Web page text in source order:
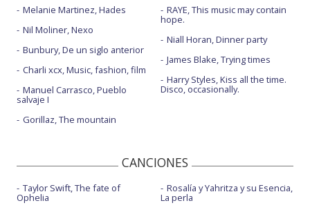
Melanie Martinez, Hades
Nil Moliner, Nexo
Bunbury, De un siglo anterior
Charli xcx, Music, fashion, film
Manuel Carrasco, Pueblo
salvaje I
Gorillaz, The mountain
RAYE, This music may contain
hope.
Niall Horan, Dinner party
James Blake, Trying times
Harry Styles, Kiss all the time.
Disco, occasionally.
CANCIONES
Taylor Swift, The fate of
Ophelia
Rosalía y Yahritza y su Esencia,
La perla